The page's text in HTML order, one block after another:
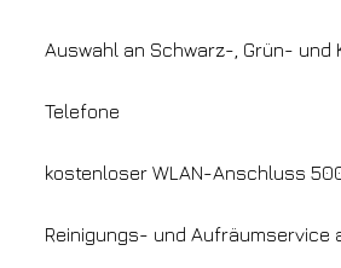
Auswahl an Schwarz-, Grün- und
Telefone
kostenloser WLAN-Anschluss
Reinigungs- und Aufräumservice